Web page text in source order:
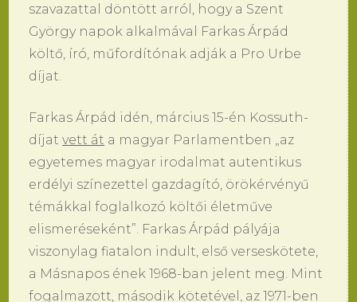
szavazattal döntött arról, hogy a Szent
György napok alkalmával Farkas Árpád
költő, író, műfordítónak adják a Pro Urbe
díjat.
Farkas Árpád idén, március 15-én Kossuth-
díjatvett át a magyar Parlamentben „az
egyetemes magyar irodalmat autentikus
erdélyi színezettel gazdagító, örökérvényű
témákkal foglalkozó költői életműve
elismeréseként”. Farkas Árpád pályája
viszonylag fiatalon indult, első verseskötete,
a Másnapos ének 1968-ban jelent meg. Mint
fogalmazott, második kötetével, az 1971-ben